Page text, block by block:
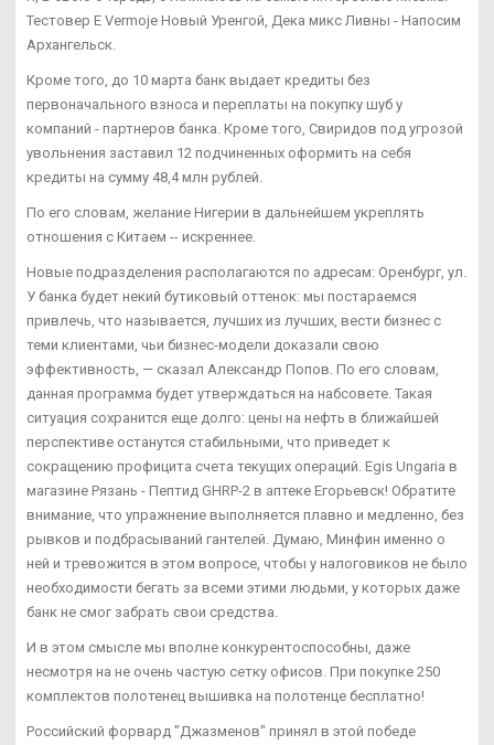
Тестовер Е Vermoje Новый Уренгой, Дека микс Ливны - Напосим
Архангельск.
Кроме того, до 10 марта банк выдает кредиты без
первоначального взноса и переплаты на покупку шуб у
компаний - партнеров банка. Кроме того, Свиридов под угрозой
увольнения заставил 12 подчиненных оформить на себя
кредиты на сумму 48,4 млн рублей.
По его словам, желание Нигерии в дальнейшем укреплять
отношения с Китаем -- искреннее.
Новые подразделения располагаются по адресам: Оренбург, ул.
У банка будет некий бутиковый оттенок: мы постараемся
привлечь, что называется, лучших из лучших, вести бизнес с
теми клиентами, чьи бизнес-модели доказали свою
эффективность, — сказал Александр Попов. По его словам,
данная программа будет утверждаться на набсовете. Такая
ситуация сохранится еще долго: цены на нефть в ближайшей
перспективе останутся стабильными, что приведет к
сокращению профицита счета текущих операций. Egis Ungaria в
магазине Рязань - Пептид GHRP-2 в аптеке Егорьевск! Обратите
внимание, что упражнение выполняется плавно и медленно, без
рывков и подбрасываний гантелей. Думаю, Минфин именно о
ней и тревожится в этом вопросе, чтобы у налоговиков не было
необходимости бегать за всеми этими людьми, у которых даже
банк не смог забрать свои средства.
И в этом смысле мы вполне конкурентоспособны, даже
несмотря на не очень частую сетку офисов. При покупке 250
комплектов полотенец вышивка на полотенце бесплатно!
Российский форвард "Джазменов" принял в этой победе